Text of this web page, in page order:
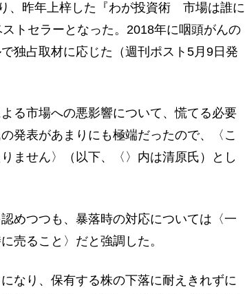
、昨年上梓した『わが投資術 市場は誰に
トセラーとなった。2018年に咽頭がんの
独占取材に応じた（週刊ポスト5月9日発
る市場への悪影響について、慌てる必要
発表があまりにも極端だったので、〈こ
ません〉（以下、〈〉内は清原氏）とし
めつつも、暴落時の対応については〈一
売ること〉だと強調した。
なり、保有する株の下落に耐えきれずに